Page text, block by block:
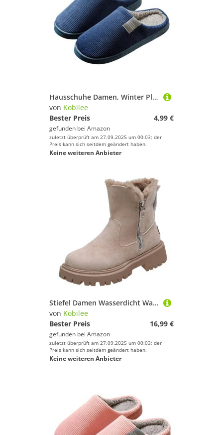
Hausschuhe Damen, Winter Plüsch Pantoffeln Herren Warme Filzpantoffeln Unisex Bequeme Flauschige Slippers Indoor Filzhausschuhe Für Frauen Männer 02Navy 36-37/EU
von Kobilee
Bester Preis
4,99 €
gefunden bei Amazon
zuletzt überprüft am 27.09.2025 um 00:03; der
Preis kann sich seitdem geändert haben.
Keine weiteren Anbieter
Stiefel Damen Wasserdicht Warm Gefütterte Schneestiefel Winterschuhe Kurzschaft Stiefeletten Damen Beige 36/EU
von Kobilee
Bester Preis
16,99 €
gefunden bei Amazon
zuletzt überprüft am 27.09.2025 um 00:03; der
Preis kann sich seitdem geändert haben.
Keine weiteren Anbieter